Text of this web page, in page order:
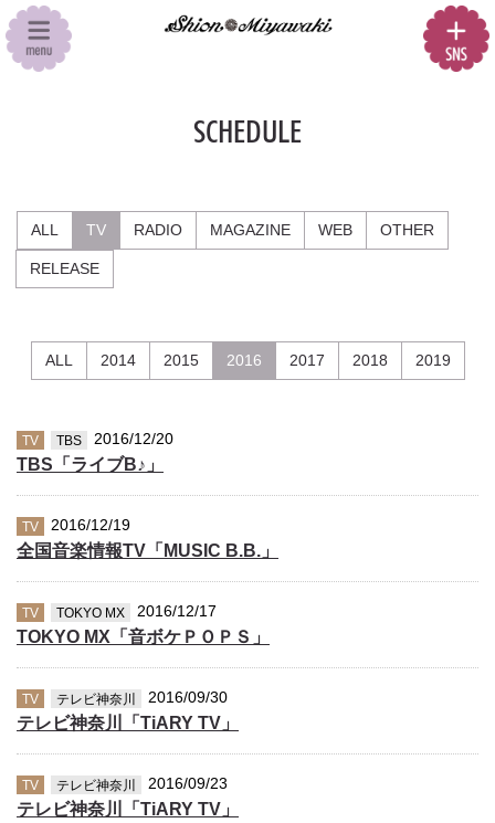
SCHEDULE
ALL TV RADIO MAGAZINE WEB OTHER
RELEASE
ALL 2014 2015 2016 2017 2018 2019
TV TBS 2016/12/20
TBS「ライブB♪」
TV 2016/12/19
全国音楽情報TV「MUSIC B.B.」
TV TOKYO MX 2016/12/17
TOKYO MX「音ボケＰＯＰＳ」
TV テレビ神奈川 2016/09/30
テレビ神奈川「TiARY TV」
TV テレビ神奈川 2016/09/23
テレビ神奈川「TiARY TV」